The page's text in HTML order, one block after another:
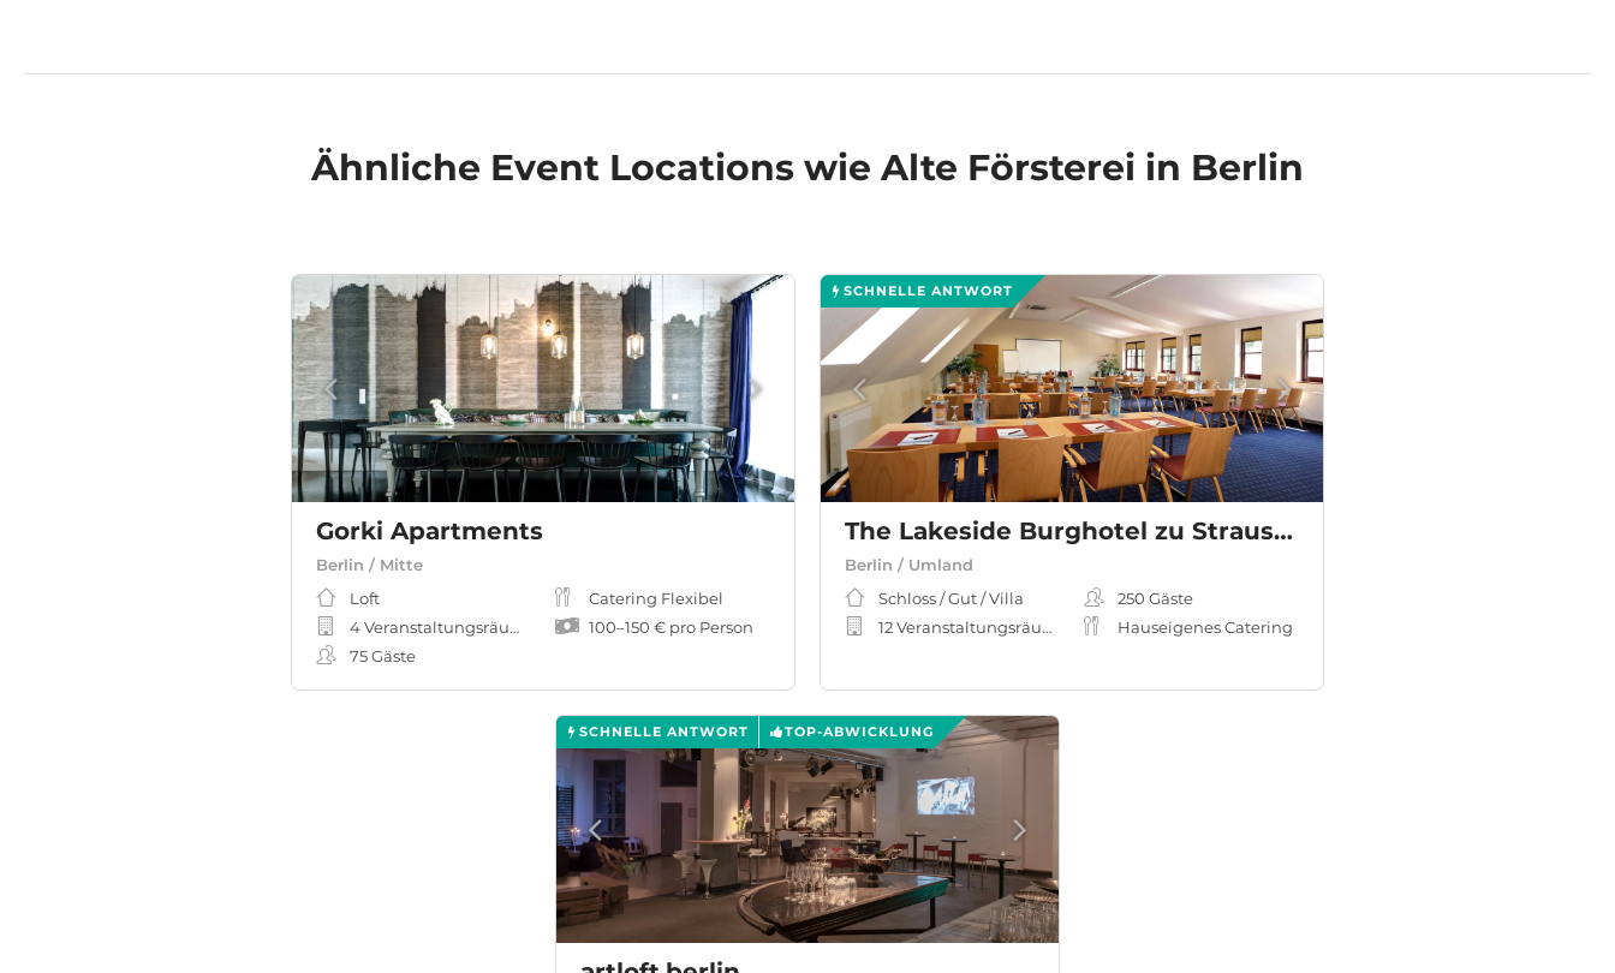
Ähnliche Event Locations wie Alte Försterei in Berlin
Gorki Apartments
Berlin / Mitte
Loft
4 Veranstaltungsräume
75Gäste
Catering Flexibel
100–150 € pro Person
SCHNELLE ANTWORT
The Lakeside Burghotel zu Strausberg
Berlin / Umland
Schloss / Gut / Villa
12 Veranstaltungsräume
250 Gäste
Hauseigenes Catering
SCHNELLE ANTWORT TOP-ABWICKLUNG